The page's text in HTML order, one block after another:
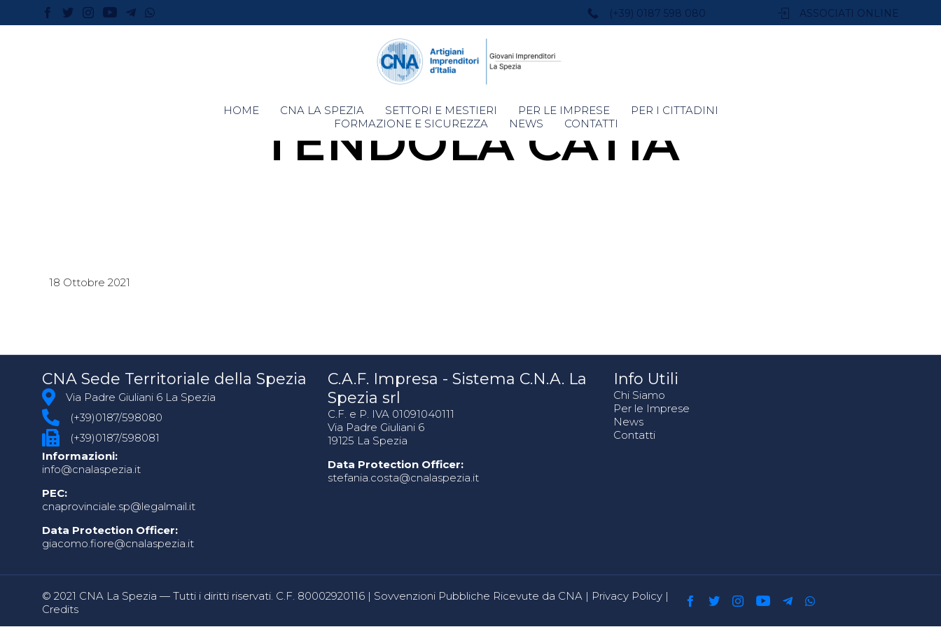
(+39) 0187 598 080 ASSOCIATI ONLINE
Skip
to
HOME CNA LA SPEZIA SETTORI E MESTIERI PER LE IMPRESE
PER I CITTADINI
FORMAZIONE E SICUREZZA
NEWS CONTATTI
TENDOLA CATIA
18 Ottobre 2021
CNA Sede Territoriale della Spezia
Via Padre Giuliani 6 La Spezia
(+39)0187/598080
(+39)0187/598081
Informazioni:
info@cnalaspezia.it
PEC:
cnaprovinciale.sp@legalmail.it
Data Protection Officer:
giacomo.fiore@cnalaspezia.it
C.A.F. Impresa - Sistema C.N.A. La
Spezia srl
C.F. e P. IVA 01091040111
Via Padre Giuliani 6
19125 La Spezia
Data Protection Officer:
stefania.costa@cnalaspezia.it
Info Utili
Chi Siamo
Per le Imprese
News
Contatti
© 2021 CNA La Spezia — Tutti i diritti riservati. C.F. 80002920116 | Sovvenzioni Pubbliche Ricevute da CNA | Privacy Policy |
Credits